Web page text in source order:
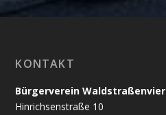
KONTAKT
Bürgerverein
Hinrichsenstraße 10